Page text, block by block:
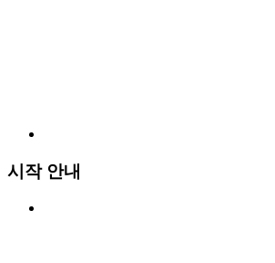
시작 안내